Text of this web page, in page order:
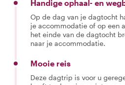
Handige ophaal- en
Op de dag van je dagtocht
je accommodatie of op een
het einde van de dagtocht
naar je accommodatie.
Mooie reis
Deze dagtrip is voor u